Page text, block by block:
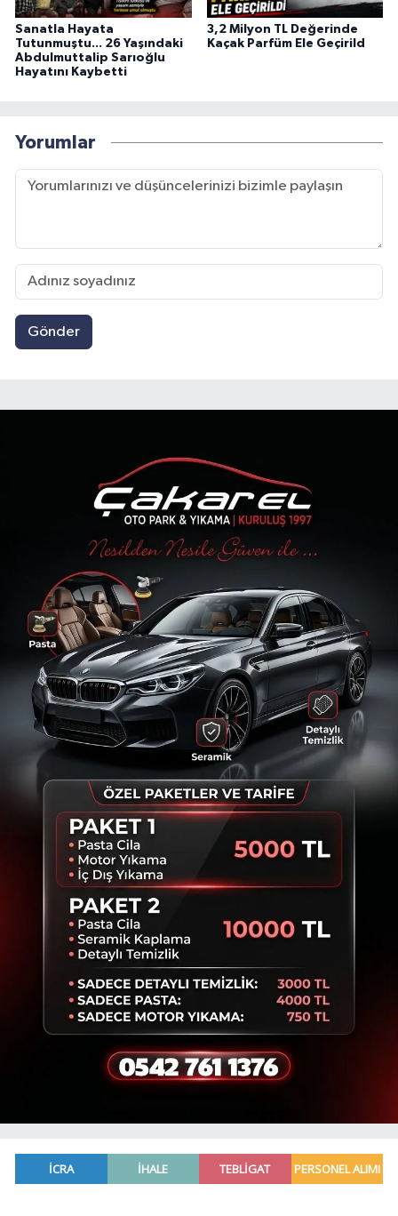
Sanatla Hayata
Tutunmuştu... 26 Yaşındaki
Abdulmuttalip Sarıoğlu
Hayatını Kaybetti
3,2 Milyon TL Değerinde
Kaçak Parfüm Ele Geçirild
Yorumlar
Gönder